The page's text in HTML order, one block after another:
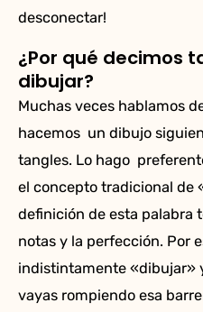
desconectar!
¿Por qué decimos
dibujar?
Muchas veces hablamos
hacemos un dibujo
tangles. Lo hago
el concepto tradicional de
definición de esta palabra
notas y la perfección. Por
indistintamente «dibujar»
vayas rompiendo esa